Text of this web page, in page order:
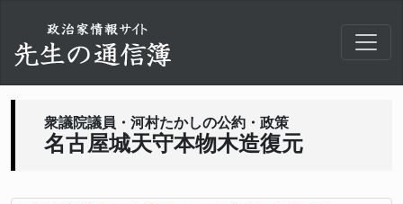
衆議院議員・河村たかしの公約・政策
名古屋城天守本物木造復元